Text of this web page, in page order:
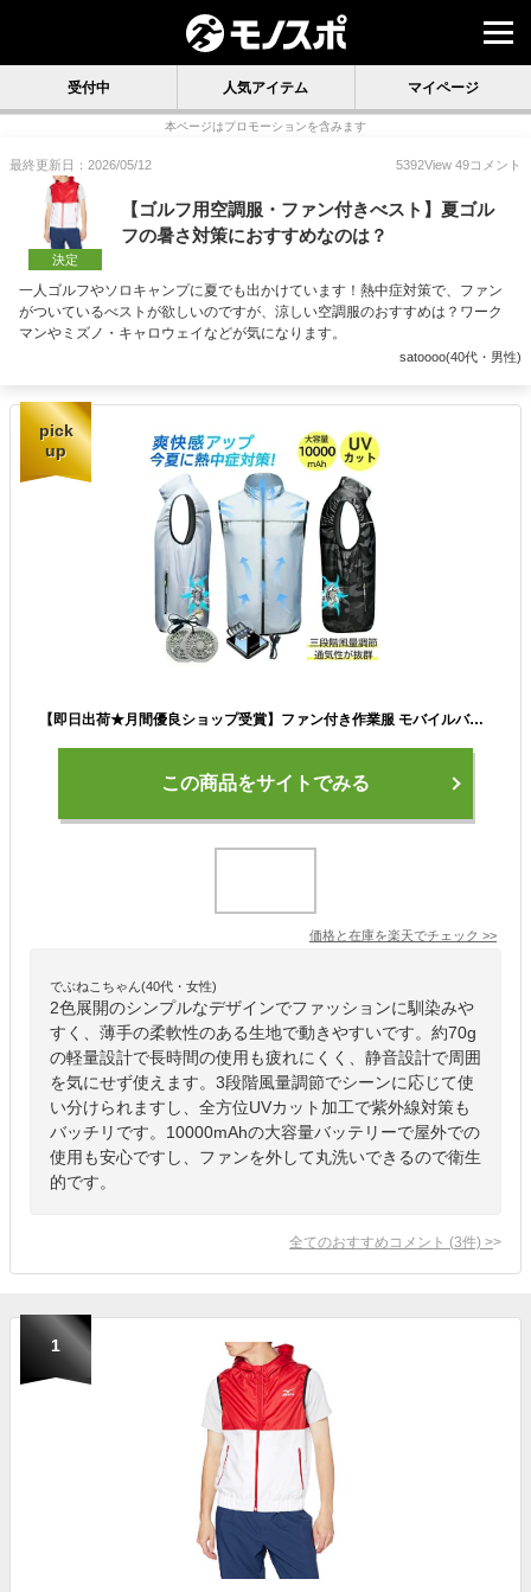
受付中 人気アイテム マイページ
本ページはプロモーションを含みます
最終更新日：2026/05/12 5392View 49コメント
決定
【ゴルフ用空調服・ファン付きべスト】夏ゴル
フの暑さ対策におすすめなのは？
一人ゴルフやソロキャンプに夏でも出かけています！熱中症対策で、ファン
がついているべストが欲しいのですが、涼しい空調服のおすすめは？ワーク
マンやミズノ・キャロウェイなどが気になります。
satoooo(40代・男性)
pick
up
【即日出荷★月間優良ショップ受賞】ファン付き作業服 モバイルバッテリー付き ファン付きベスト フルセット 作業服 空調涼服 空調ウェア UVカット エアコン服 S-4XLサイズ 空調ベスト 釣り 空調作業服 3段階風 PSE認証 大きいサイズ ファン付きウェア 夏用 父の日
この商品をサイトでみる
価格と在庫を楽天でチェック >>
でぶねこちゃん(40代・女性)
2色展開のシンプルなデザインでファッションに馴染みや
すく、薄手の柔軟性のある生地で動きやすいです。約70g
の軽量設計で長時間の使用も疲れにくく、静音設計で周囲
を気にせず使えます。3段階風量調節でシーンに応じて使
い分けられますし、全方位UVカット加工で紫外線対策も
バッチリです。10000mAhの大容量バッテリーで屋外での
使用も安心ですし、ファンを外して丸洗いできるので衛生
的です。
全てのおすすめコメント (3件) >
1